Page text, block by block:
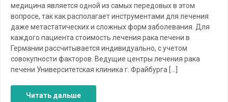
медицина является одной из самых передовых в этом
вопросе, так как располагает инструментами для лечения
даже метастатических и сложных форм заболевания. Для
каждого пациента стоимость лечения рака печени в
Германии рассчитывается индивидуально, с учетом
совокупности факторов. Ведущие центры лечения рака
печени Университетская клиника г. Фрайбурга […]
Читать дальше